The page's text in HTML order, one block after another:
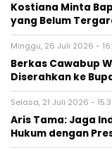
Kostiana Minta
yang Belum
Minggu, 26 Juli 2026 -
Berkas Cawabup
Diserahkan ke
Selasa, 21 Juli 2026 -
Aris Tama: Jaga
Hukum dengan